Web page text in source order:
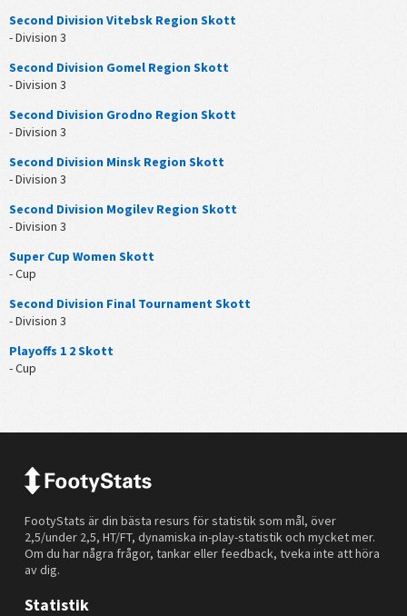
Second Division Vitebsk Region Skott
- Division 3
Second Division Gomel Region Skott
- Division 3
Second Division Grodno Region Skott
- Division 3
Second Division Minsk Region Skott
- Division 3
Second Division Mogilev Region Skott
- Division 3
Super Cup Women Skott
- Cup
Second Division Final Tournament Skott
- Division 3
Playoffs 1 2 Skott
- Cup
FootyStats är din bästa resurs för statistik som mål, över
2,5/under 2,5, HT/FT, dynamiska in-play-statistik och mycket mer.
Om du har några frågor, tankar eller feedback, tveka inte att höra
av dig.
Statistik